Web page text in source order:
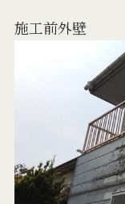
施工前外壁